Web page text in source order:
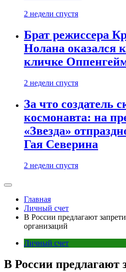
2 недели спустя
Брат режиссера
Нолана оказался
кличке
2 недели спустя
За что создатель
космонавта: на
«Звезда»
Гая Северина
2 недели спустя
Главная
Личный счет
В России предлагают
организаций
Личный счет
В России предлагают